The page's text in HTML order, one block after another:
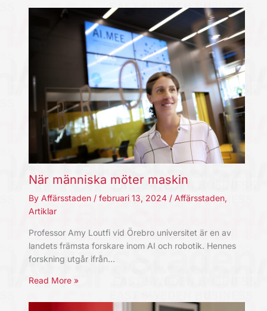
När människa möter maskin
By Affärsstaden / februari 13, 2024 / Affärsstaden,
Artiklar
Professor Amy Loutfi vid Örebro universitet är en av
landets främsta forskare inom AI och robotik. Hennes
forskning utgår ifrån…
Read More »